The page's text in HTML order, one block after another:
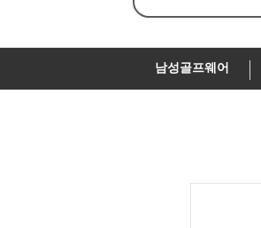
남성골프웨어